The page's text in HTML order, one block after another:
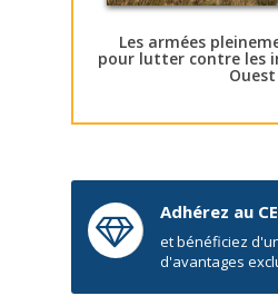
Les armées
pour lutter contre les
Ouest
Adhérez au
et bénéficiez
d'avantages